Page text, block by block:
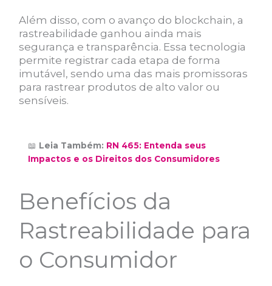
Além disso, com o avanço do blockchain, a
rastreabilidade ganhou ainda mais
segurança e transparência. Essa tecnologia
permite registrar cada etapa de forma
imutável, sendo uma das mais promissoras
para rastrear produtos de alto valor ou
sensíveis.
📖 Leia Também: RN 465: Entenda seus
Impactos e os Direitos dos Consumidores
Benefícios da
Rastreabilidade para
o Consumidor